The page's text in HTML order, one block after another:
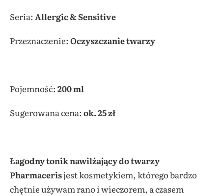
Seria: Allergic & Sensitive
Przeznaczenie: Oczyszczanie twarzy
Pojemność: 200 ml
Sugerowana cena: ok. 25 zł
Łagodny tonik nawilżający do twarzy
Pharmacerisjest kosmetykiem, którego bardzo
chętnie używam rano i wieczorem, a czasem